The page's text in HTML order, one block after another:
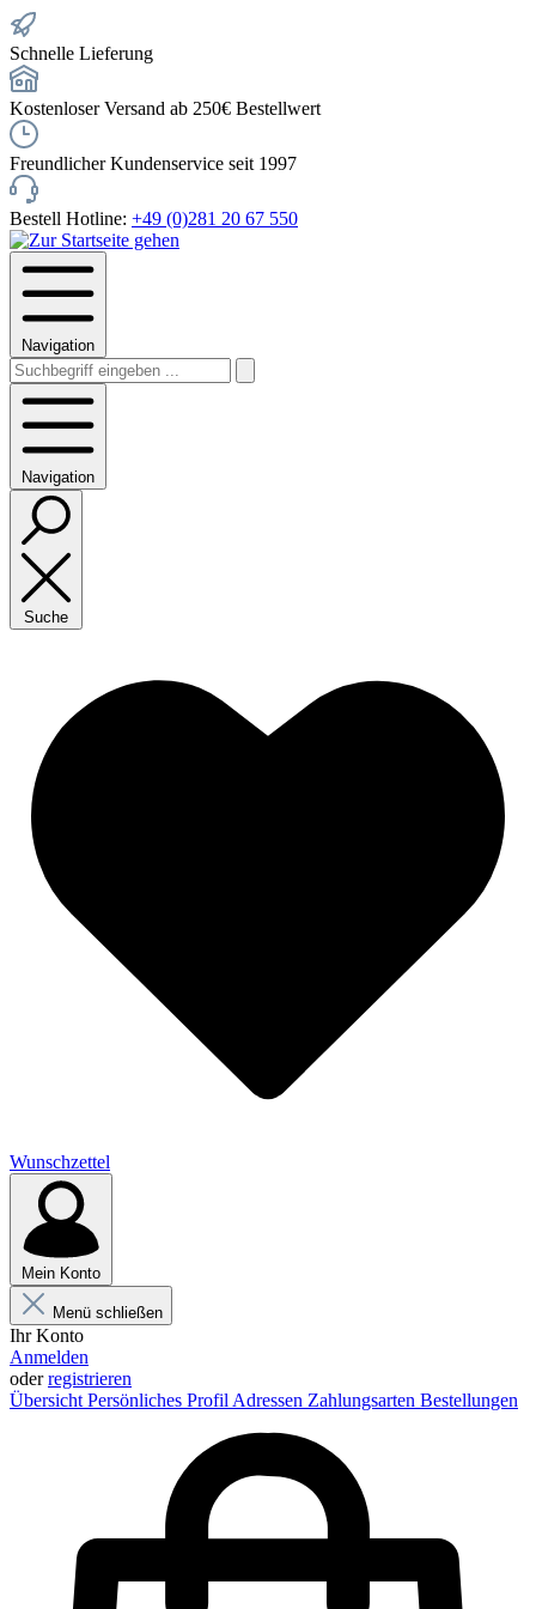
Schnelle Lieferung
Kostenloser Versand ab 250€ Bestellwert
Freundlicher Kundenservice seit 1997
Bestell Hotline: +49 (0)281 20 67 550
Navigation
Navigation
Suche
Wunschzettel
Mein Konto
Menü schließen
Ihr Konto
Anmelden
oderregistrieren
Übersicht Persönliches Profil Adressen Zahlungsarten Bestellungen